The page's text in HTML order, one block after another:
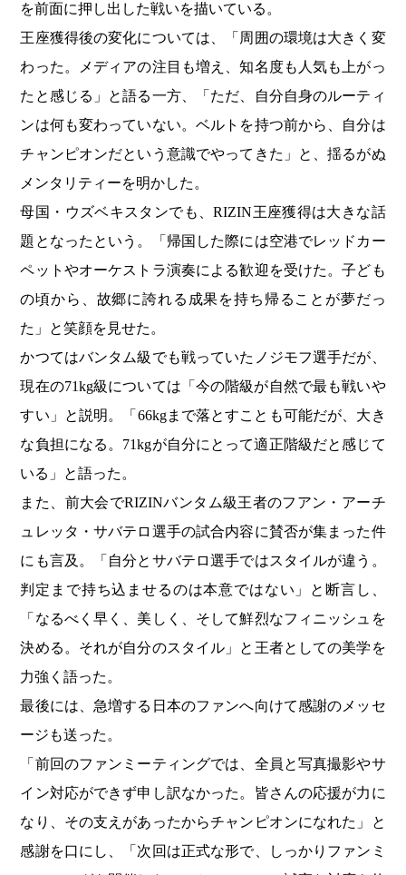
を前面に押し出した戦いを描いている。
王座獲得後の変化については、「周囲の環境は大きく変
わった。メディアの注目も増え、知名度も人気も上がっ
たと感じる」と語る一方、「ただ、自分自身のルーティ
ンは何も変わっていない。ベルトを持つ前から、自分は
チャンピオンだという意識でやってきた」と、揺るがぬ
メンタリティーを明かした。
母国・ ウズベキスタンでも、RIZIN王座獲得は大きな話
題となったという。「帰国した際には空港でレッドカー
ペットやオーケストラ演奏による歓迎を受けた。子ども
の頃から、故郷に誇れる成果を持ち帰ることが夢だっ
た」と笑顔を見せた。
かつてはバンタム級でも戦っていたノジモフ選手だが、
現在の71kg級については「今の階級が自然で最も戦いや
すい」と説明。「66kgまで落とすことも可能だが、大き
な負担になる。71kgが自分にとって適正階級だと感じて
いる」と語った。
また、前大会でRIZINバンタム級王者のフアン・アーチ
ュレッタ・サバテロ 選手の試合内容に賛否が集まった件
にも言及。「自分とサバテロ選手ではスタイルが違う。
判定まで持ち込ませるのは本意ではない」と断言し、
「なるべく早く、美しく、そして鮮烈なフィニッシュを
決める。それが自分のスタイル」と王者としての美学を
力強く語った。
最後には、急増する日本のファンへ向けて感謝のメッセ
ージも送った。
「前回のファンミーティングでは、全員と写真撮影やサ
イン対応ができず申し訳なかった。皆さんの応援が力に
なり、その支えがあったからチャンピオンになれた」と
感謝を口にし、「次回は正式な形で、しっかりファンミ